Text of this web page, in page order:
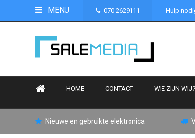
MENU 070 2629111 Hulp
HOME CONTACT WIE ZIJN WIJ?
Nieuwe en gebruikte elektronica